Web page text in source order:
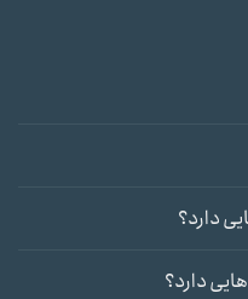
دارد؟
دارد؟